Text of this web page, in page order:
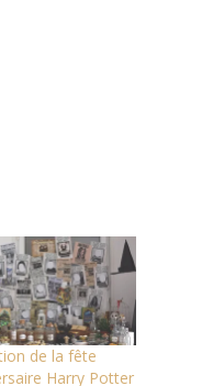
de la fête
Harry Potter